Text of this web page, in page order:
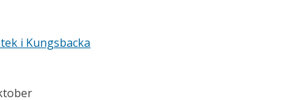
i Kungsbacka